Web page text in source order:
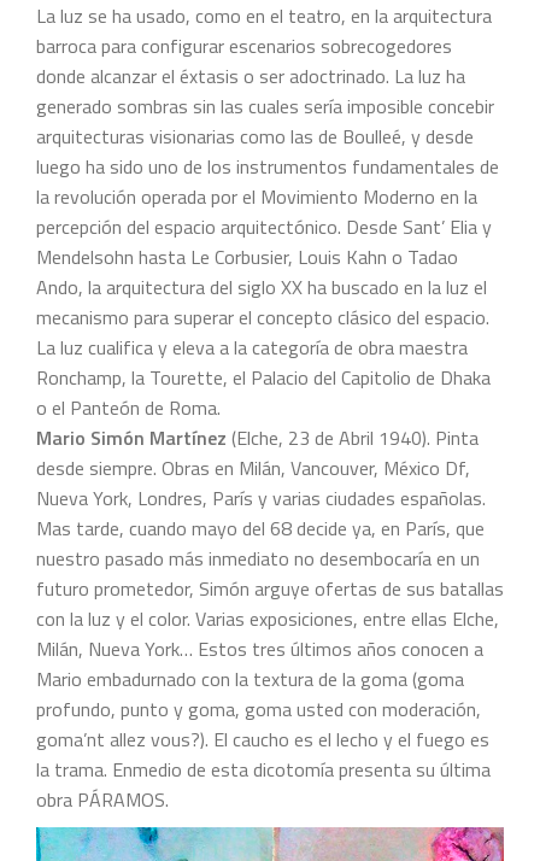
La luz se ha usado, como en el teatro, en la arquitectura
barroca para configurar escenarios sobrecogedores
donde alcanzar el éxtasis o ser adoctrinado. La luz ha
generado sombras sin las cuales sería imposible concebir
arquitecturas visionarias como las de Boulleé, y desde
luego ha sido uno de los instrumentos fundamentales de
la revolución operada por el Movimiento Moderno en la
percepción del espacio arquitectónico. Desde Sant’ Elia y
Mendelsohn hasta Le Corbusier, Louis Kahn o Tadao
Ando, la arquitectura del siglo XX ha buscado en la luz el
mecanismo para superar el concepto clásico del espacio.
La luz cualifica y eleva a la categoría de obra maestra
Ronchamp, la Tourette, el Palacio del Capitolio de Dhaka
o el Panteón de Roma.
Mario Simón Martínez (Elche, 23 de Abril 1940). Pinta
desde siempre. Obras en Milán, Vancouver, México Df,
Nueva York, Londres, París y varias ciudades españolas.
Mas tarde, cuando mayo del 68 decide ya, en París, que
nuestro pasado más inmediato no desembocaría en un
futuro prometedor, Simón arguye ofertas de sus batallas
con la luz y el color. Varias exposiciones, entre ellas Elche,
Milán, Nueva York… Estos tres últimos años conocen a
Mario embadurnado con la textura de la goma (goma
profundo, punto y goma, goma usted con moderación,
goma’nt allez vous?). El caucho es el lecho y el fuego es
la trama. Enmedio de esta dicotomía presenta su última
obra PÁRAMOS.